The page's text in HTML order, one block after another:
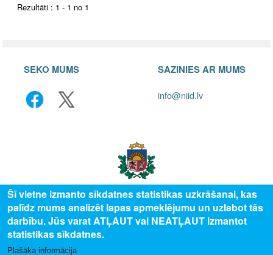
Rezultāti : 1 - 1 no 1
SEKO MUMS SAZINIES AR MUMS
info@niid.lv
© 2025 Valsts izglītības attīstības aģentūra, publicētā satura visas tiesības
Šī vietne izmanto sīkdatnes statistikas uzkrāšanai, kas
palīdz mums analizēt lapas apmeklējumu un uzlabot tās
darbību. Jūs varat ATĻAUT vai NEATĻAUT izmantot
statistikas sīkdatnes.
Plašāka informācija